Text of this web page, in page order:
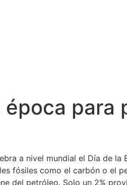
época
a nivel mundial el Día de
fósiles como el carbón o el
del petróleo. Solo un 2%